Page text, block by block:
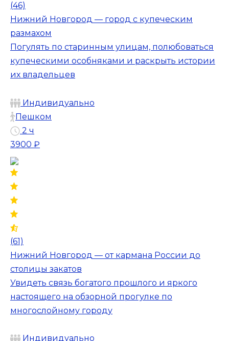
(46)
Нижний Новгород — город с купеческим
размахом
Погулять по старинным улицам, полюбоваться
купеческими особняками и раскрыть истории
их владельцев
Индивидуально
Пешком
2 ч
3900 ₽
(61)
Нижний Новгород — от кармана России до
столицы закатов
Увидеть связь богатого прошлого и яркого
настоящего на обзорной прогулке по
многослойному городу
Индивидуально